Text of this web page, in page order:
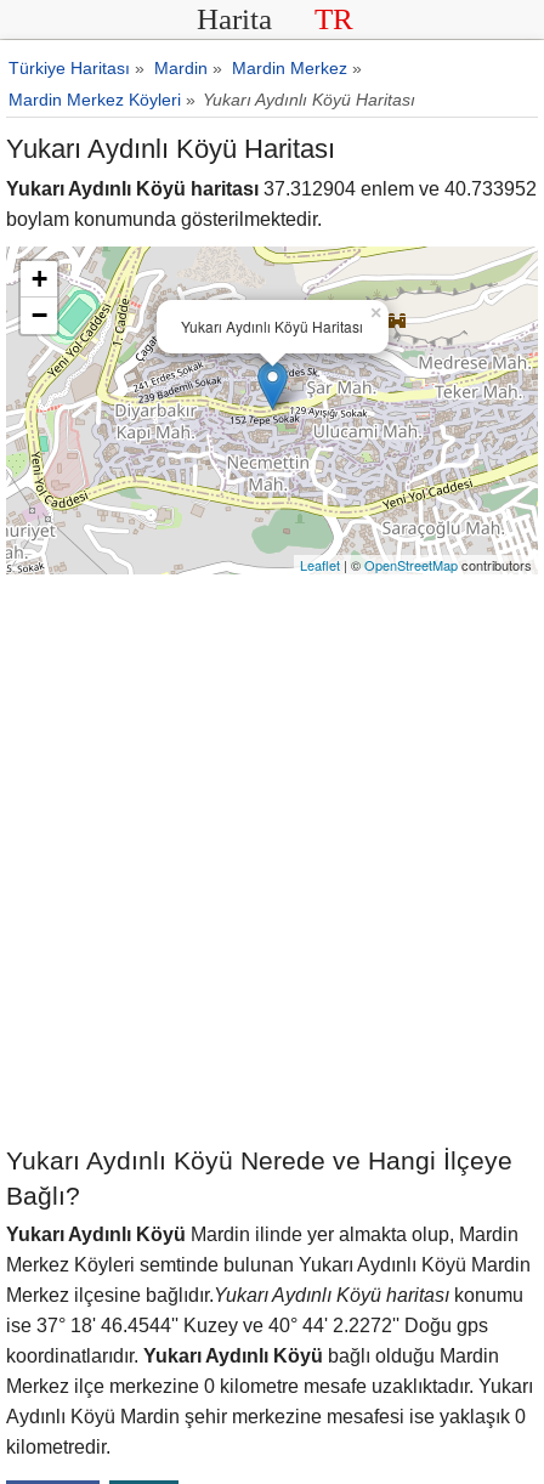
Harita TR
Türkiye Haritası » Mardin » Mardin Merkez »
Mardin Merkez Köyleri » Yukarı Aydınlı Köyü Haritası
Yukarı Aydınlı Köyü Haritası
Yukarı Aydınlı Köyü haritası 37.312904 enlem ve 40.733952
boylam konumunda gösterilmektedir.
Yukarı Aydınlı Köyü Haritası
×
+
−
Leaflet | ©OpenStreetMapcontributors
Yukarı Aydınlı Köyü Nerede ve Hangi İlçeye
Bağlı?
Yukarı Aydınlı Köyü Mardin ilinde yer almakta olup, Mardin
Merkez Köyleri semtinde bulunan Yukarı Aydınlı Köyü Mardin
Merkez ilçesine bağlıdır.Yukarı Aydınlı Köyü haritası konumu
ise 37° 18' 46.4544'' Kuzey ve 40° 44' 2.2272'' Doğu gps
koordinatlarıdır. Yukarı Aydınlı Köyü bağlı olduğu Mardin
Merkez ilçe merkezine 0 kilometre mesafe uzaklıktadır. Yukarı
Aydınlı Köyü Mardin şehir merkezine mesafesi ise yaklaşık 0
kilometredir.